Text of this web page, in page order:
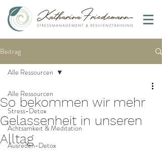
Beitrag
Alle Ressourcen
Stress-Detox
Achtsamkeit & Meditation
Ausreden-Detox
Alle Ressourcen
So bekommen wir mehr
Gelassenheit in unseren
Alltag